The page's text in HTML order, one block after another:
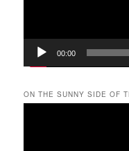
00:00
ON THE SUNNY SIDE OF